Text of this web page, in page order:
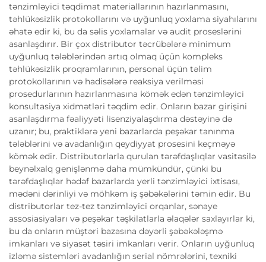
tənzimləyici təqdimat materiallarının hazırlanmasını,
təhlükəsizlik protokollarını və uyğunluq yoxlama siyahılarını
əhatə edir ki, bu da səlis yoxlamalar və audit proseslərini
asanlaşdırır. Bir çox distributor təcrübələrə minimum
uyğunluq tələblərindən artıq olmaq üçün kompleks
təhlükəsizlik proqramlarının, personal üçün təlim
protokollarının və hadisələrə reaksiya verilməsi
prosedurlarının hazırlanmasına kömək edən tənzimləyici
konsultasiya xidmətləri təqdim edir. Onların bazar girişini
asanlaşdırma fəaliyyəti lisenziyalaşdırma dəstəyinə də
uzanır; bu, praktiklərə yeni bazarlarda peşəkar tanınma
tələblərini və avadanlığın qeydiyyat prosesini keçməyə
kömək edir. Distributorlarla qurulan tərəfdaşlıqlar vasitəsilə
beynəlxalq genişlənmə daha mümkündür, çünki bu
tərəfdaşlıqlar hədəf bazarlarda yerli tənzimləyici ixtisası,
mədəni dərinliyi və möhkəm iş şəbəkələrini təmin edir. Bu
distributorlar tez-tez tənzimləyici orqanlar, sənaye
assosiasiyaları və peşəkar təşkilatlarla əlaqələr saxlayırlar ki,
bu da onların müştəri bazasına dəyərli şəbəkələşmə
imkanları və siyasət təsiri imkanları verir. Onların uyğunluq
izləmə sistemləri avadanlığın serial nömrələrini, texniki